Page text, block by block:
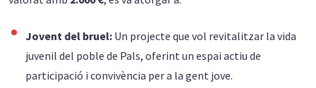
Jovent del bruel: Un projecte que vol revitalitzar la vida
juvenil del poble de Pals, oferint un espai actiu de
participació i convivència per a la gent jove.